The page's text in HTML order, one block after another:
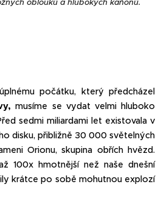
oblouků a hlubokých kaňonů.
počátku, který předcházel
musíme se vydat velmi hluboko
sedmi miliardami let existovala v
disku, přibližně 30 000 světelných
Orionu, skupina obřích hvězd.
100x hmotnější než naše dnešní
krátce po sobě mohutnou explozí